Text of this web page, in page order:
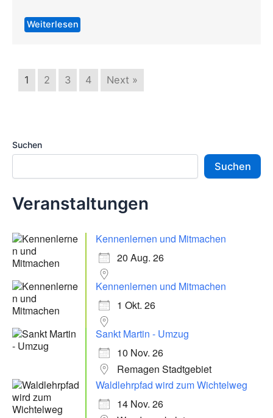
Weiterlesen
1 2 3 4 Next »
Suchen
Suchen
Veranstaltungen
Kennenlernen und Mitmachen
20 Aug. 26
Kennenlernen und Mitmachen
1 Okt. 26
Sankt Martin - Umzug
10 Nov. 26
Remagen Stadtgebiet
Waldlehrpfad wird zum Wichtelweg
14 Nov. 26